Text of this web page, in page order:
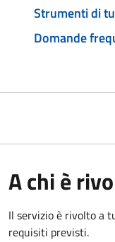
Strumenti di
Domande
A chi è
Il servizio è rivolto a
requisiti previsti.